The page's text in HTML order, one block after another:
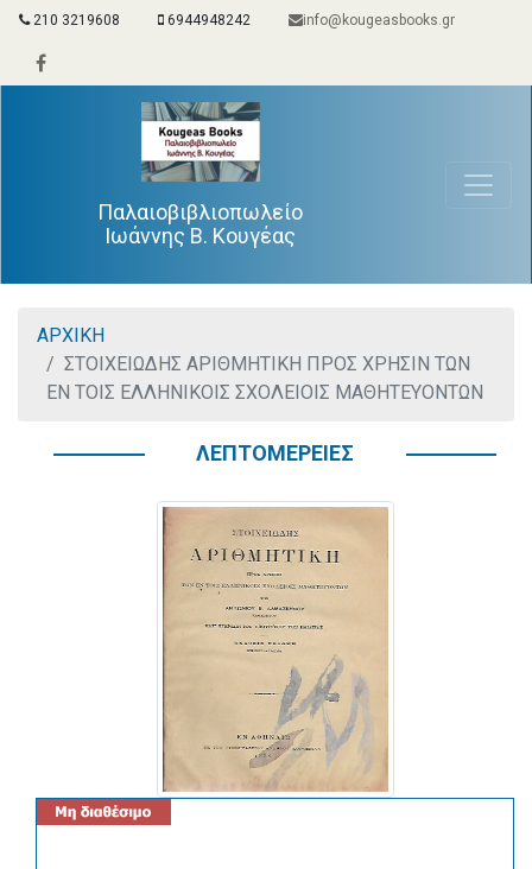
210 3219608 6944948242 info@kougeasbooks.gr
Παλαιοβιβλιοπωλείο
Ιωάννης Β. Κουγέας
ΑΡΧΙΚΗ
ΣΤΟΙΧΕΙΩΔΗΣ ΑΡΙΘΜΗΤΙΚΗ ΠΡΟΣ ΧΡΗΣΙΝ ΤΩΝ
ΕΝ ΤΟΙΣ ΕΛΛΗΝΙΚΟΙΣ ΣΧΟΛΕΙΟΙΣ ΜΑΘΗΤΕΥΟΝΤΩΝ
ΛΕΠΤΟΜΕΡΕΙΕΣ